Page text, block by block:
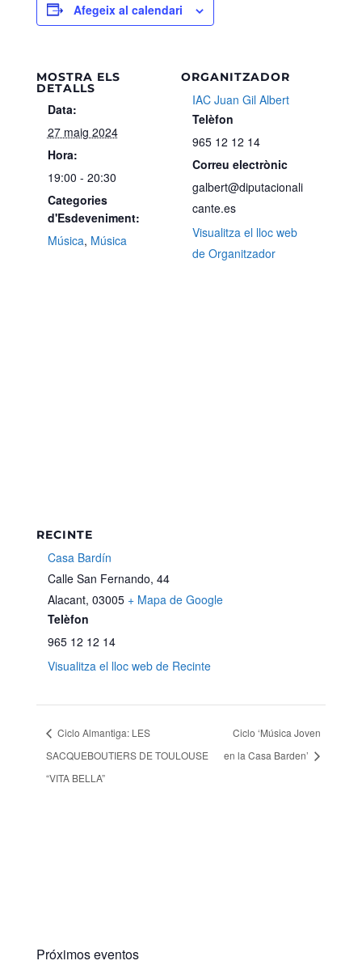
Afegeix al calendari
MOSTRA ELS
DETALLS
Data:
27 maig 2024
Hora:
19:00 - 20:30
Categories
d'Esdeveniment:
Música, Música
ORGANITZADOR
IAC Juan Gil Albert
Telèfon
965 12 12 14
Correu electrònic
galbert@diputacionali
cante.es
Visualitza el lloc web
de Organitzador
RECINTE
Casa Bardín
Calle San Fernando, 44
Alacant, 03005 + Mapa de Google
Telèfon
965 12 12 14
Visualitza el lloc web de Recinte
Ciclo Almantiga: LES
SACQUEBOUTIERS DE TOULOUSE
“VITA BELLA”
Ciclo ‘Música Joven
en la Casa Barden’
Próximos eventos